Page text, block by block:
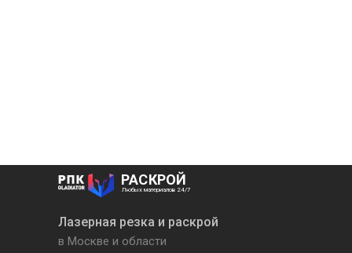
Лазерная резка и раскрой
Любых материалов 24/7
РАСКРОЙ
в Москве и области